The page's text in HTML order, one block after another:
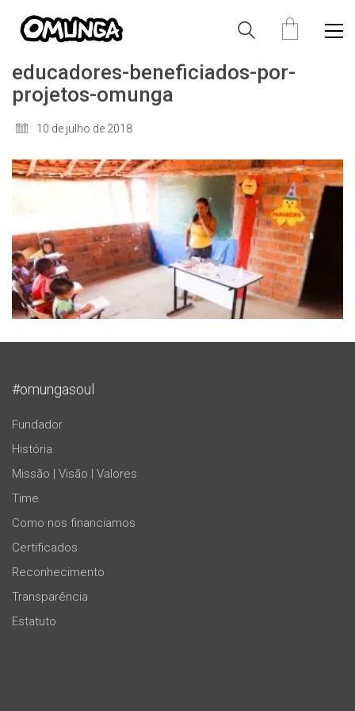
educadores-beneficiados-por-
projetos-omunga
10 de julho de 2018
#omungasoul
Fundador
História
Missão | Visão | Valores
Time
Como nos financiamos
Certificados
Reconhecimento
Transparência
Estatuto